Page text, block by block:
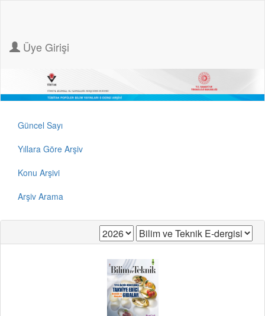
Üye Girişi
Güncel Sayı
Yıllara Göre Arşiv
Konu Arşivi
Arşiv Arama